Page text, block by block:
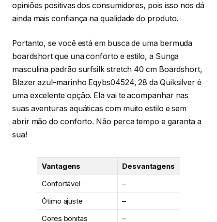
opiniões positivas dos consumidores, pois isso nos dá
ainda mais confiança na qualidade do produto.
Portanto, se você está em busca de uma bermuda
boardshort que una conforto e estilo, a Sunga
masculina padrão surfsilk stretch 40 cm Boardshort,
Blazer azul-marinho Eqybs04524, 28 da Quiksilver é
uma excelente opção. Ela vai te acompanhar nas
suas aventuras aquáticas com muito estilo e sem
abrir mão do conforto. Não perca tempo e garanta a
sua!
Vantagens
Desvantagens
Confortável
–
Ótimo ajuste
–
Cores bonitas
–